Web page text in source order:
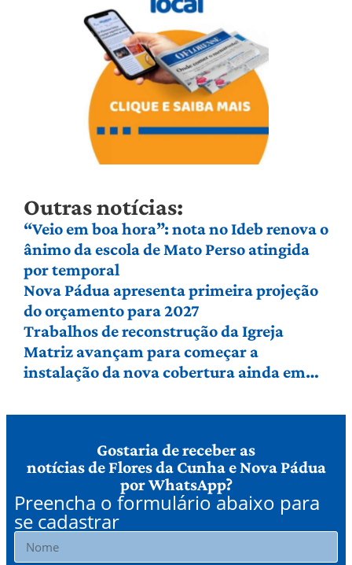
Outras notícias:
“Veio em boa hora”: nota no Ideb renova o
ânimo da escola de Mato Perso atingida
por temporal
Nova Pádua apresenta primeira projeção
do orçamento para 2027
Trabalhos de reconstrução da Igreja
Matriz avançam para começar a
instalação da nova cobertura ainda em
Gostaria de receber as
notícias de Flores da Cunha e Nova Pádua
por WhatsApp?
Preencha o formulário abaixo para
se cadastrar